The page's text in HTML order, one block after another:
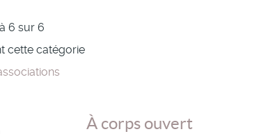
6 sur 6
cette catégorie
À corps ouvert